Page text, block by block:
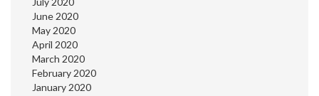
June 2020
May 2020
April 2020
March 2020
February 2020
January 2020